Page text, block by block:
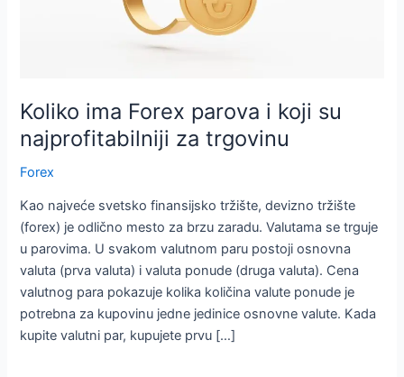
Koliko ima Forex parova i koji su
najprofitabilniji za trgovinu
Forex
Kao najveće svetsko finansijsko tržište, devizno tržište
(forex) je odlično mesto za brzu zaradu. Valutama se trguje
u parovima. U svakom valutnom paru postoji osnovna
valuta (prva valuta) i valuta ponude (druga valuta). Cena
valutnog para pokazuje kolika količina valute ponude je
potrebna za kupovinu jedne jedinice osnovne valute. Kada
kupite valutni par, kupujete prvu […]